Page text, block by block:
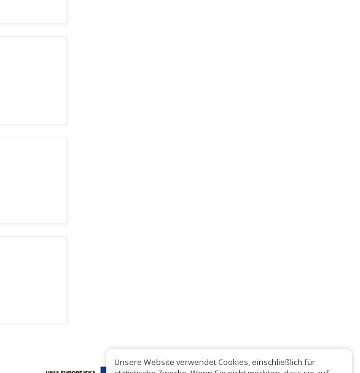
Unsere Website verwendet Cookies, einschließlich für